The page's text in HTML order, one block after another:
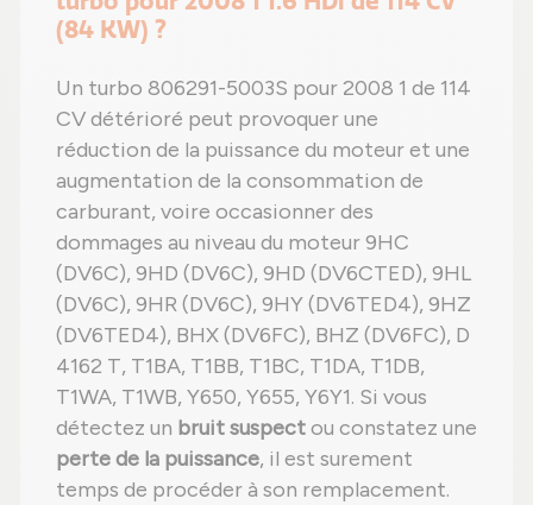
(84 KW) ?
Un turbo 806291-5003S pour 2008 1 de 114
CV détérioré peut provoquer une
réduction de la puissance du moteur et une
augmentation de la consommation de
carburant, voire occasionner des
dommages au niveau du moteur 9HC
(DV6C), 9HD (DV6C), 9HD (DV6CTED), 9HL
(DV6C), 9HR (DV6C), 9HY (DV6TED4), 9HZ
(DV6TED4), BHX (DV6FC), BHZ (DV6FC), D
4162 T, T1BA, T1BB, T1BC, T1DA, T1DB,
T1WA, T1WB, Y650, Y655, Y6Y1. Si vous
détectez un bruit suspectou constatez une
perte de la puissance, il est surement
temps de procéder à son remplacement.